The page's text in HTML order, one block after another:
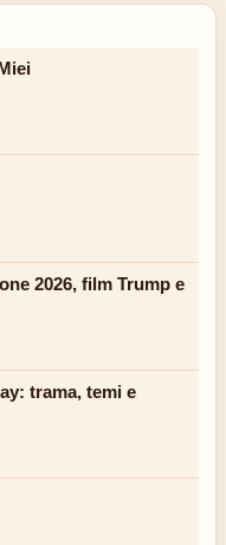
2026, film Trump e
trama, temi e